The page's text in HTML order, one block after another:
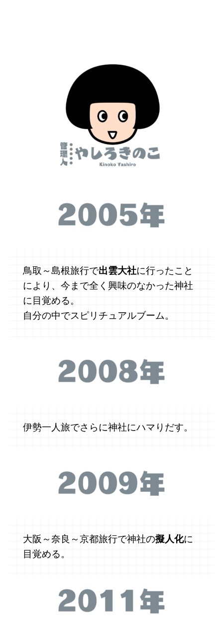
鳥取～島根旅行で出雲大社に行ったこと
により、今まで全く興味のなかった神社
に目覚める。
自分の中でスピリチュアルブーム。
伊勢一人旅でさらに神社にハマりだす。
大阪～奈良～京都旅行で神社の擬人化に
目覚める。